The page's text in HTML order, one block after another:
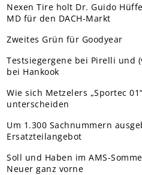
Nexen Tire holt Dr. Guido
MD für den DACH-Markt
Zweites Grün für Goodyear
Testsiegergene bei Pirelli und
bei Hankook
Wie sich Metzelers „Sportec
unterscheiden
Um 1.300 Sachnummern
Ersatzteilangebot
Soll und Haben im AMS-
Neuer ganz vorne